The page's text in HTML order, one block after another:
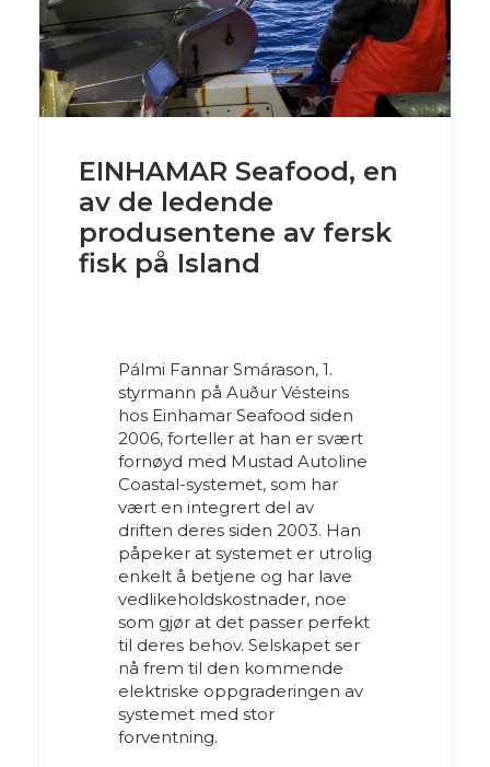
EINHAMAR Seafood, en
av de ledende
produsentene av fersk
fisk på Island
Pálmi Fannar Smárason, 1.
styrmann på Auður Vésteins
hos Einhamar Seafood siden
2006, forteller at han er svært
fornøyd med Mustad Autoline
Coastal-systemet, som har
vært en integrert del av
driften deres siden 2003. Han
påpeker at systemet er utrolig
enkelt å betjene og har lave
vedlikeholdskostnader, noe
som gjør at det passer perfekt
til deres behov. Selskapet ser
nå frem til den kommende
elektriske oppgraderingen av
systemet med stor
forventning.